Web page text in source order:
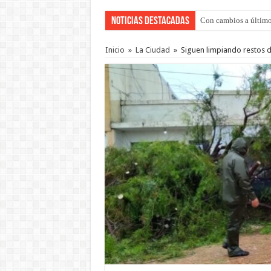
Noticias Destacadas Con cambios a
Adopción en Entre
Inicio » La Ciudad » Siguen limpiando restos